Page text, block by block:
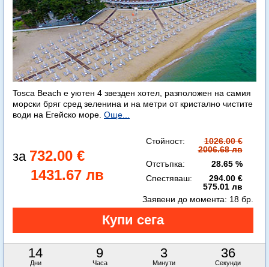
Tosca Beach е уютен 4 звезден хотел, разположен на самия
морски бряг сред зеленина и на метри от кристално чистите
води на Егейско море. Още...
732.00 €
1431.67 лв
Стойност:
1026.00 €
2006.68 лв
Отстъпка:
28.65 %
Спестяваш:
294.00 €
575.01 лв
14
Дни
9
Часа
3
Минути
35
Секунди
Заявени до момента: 18 бр.